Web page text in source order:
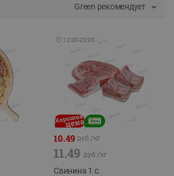
Green рекомендует
🕘 12:00-20:00
10.49 руб./кг
11.49 руб./кг
Свинина 1 с.